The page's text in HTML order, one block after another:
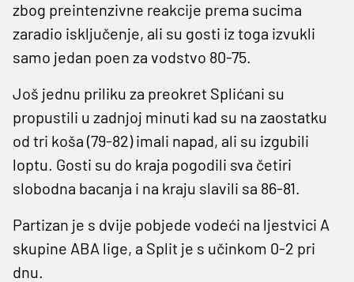
zbog preintenzivne reakcije prema sucima
zaradio isključenje, ali su gosti iz toga izvukli
samo jedan poen za vodstvo 80-75.
Još jednu priliku za preokret Splićani su
propustili u zadnjoj minuti kad su na zaostatku
od tri koša (79-82) imali napad, ali su izgubili
loptu. Gosti su do kraja pogodili sva četiri
slobodna bacanja i na kraju slavili sa 86-81.
Partizan je s dvije pobjede vodeći na ljestvici A
skupine ABA lige, a Split je s učinkom 0-2 pri
dnu.